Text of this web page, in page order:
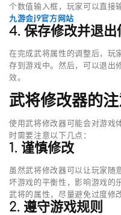
个数值输入框，玩家可以直接
九游会j9官方网站
4. 保存修改并退出
在完成武将属性的调整后，玩
存到游戏中。然后，可以退出
效。
武将修改器的
使用武将修改器可能会对游戏
时需要注意以下几点：
1. 谨慎修改
虽然武将修改器可以让玩家随
坏游戏的平衡性，影响游戏的
武将的属性，尽量避免过度修
2. 遵守游戏规则